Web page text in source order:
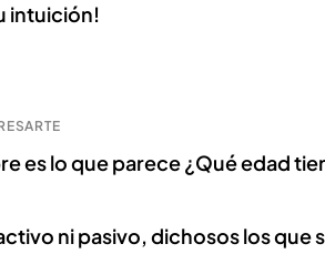
intuición!
es lo que parece ¿Qué edad
ni pasivo, dichosos los que